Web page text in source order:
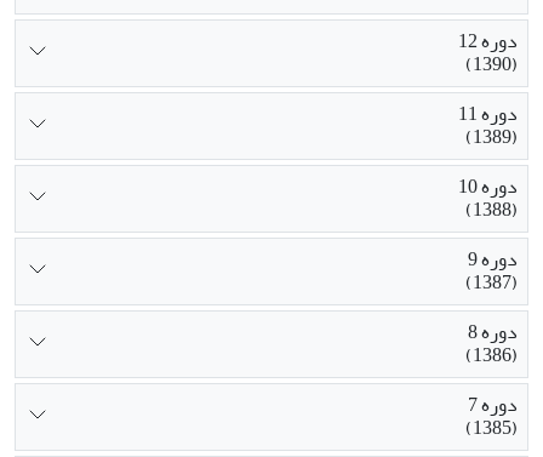
دوره 12
(1390)
دوره 11
(1389)
دوره 10
(1388)
دوره 9
(1387)
دوره 8
(1386)
دوره 7
(1385)